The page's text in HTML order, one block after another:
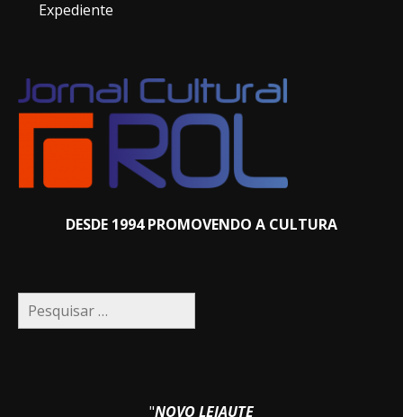
Expediente
DESDE 1994 PROMOVENDO A CULTURA
Pesquisar
por:
"NOVO LEIAUTE